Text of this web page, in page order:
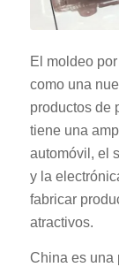
El moldeo
como una
productos de
tiene una
automóvil, el
y la
fabricar
atractivos.
China es una